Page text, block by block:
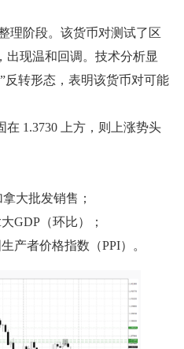
理阶段。该货币对测试了区
出现温和回调。技术分析显
反转形态，表明该货币对可能
1.3730 上方，则上涨势头
大批发销售；
GDP（环比）；
产者价格指数（PPI）。